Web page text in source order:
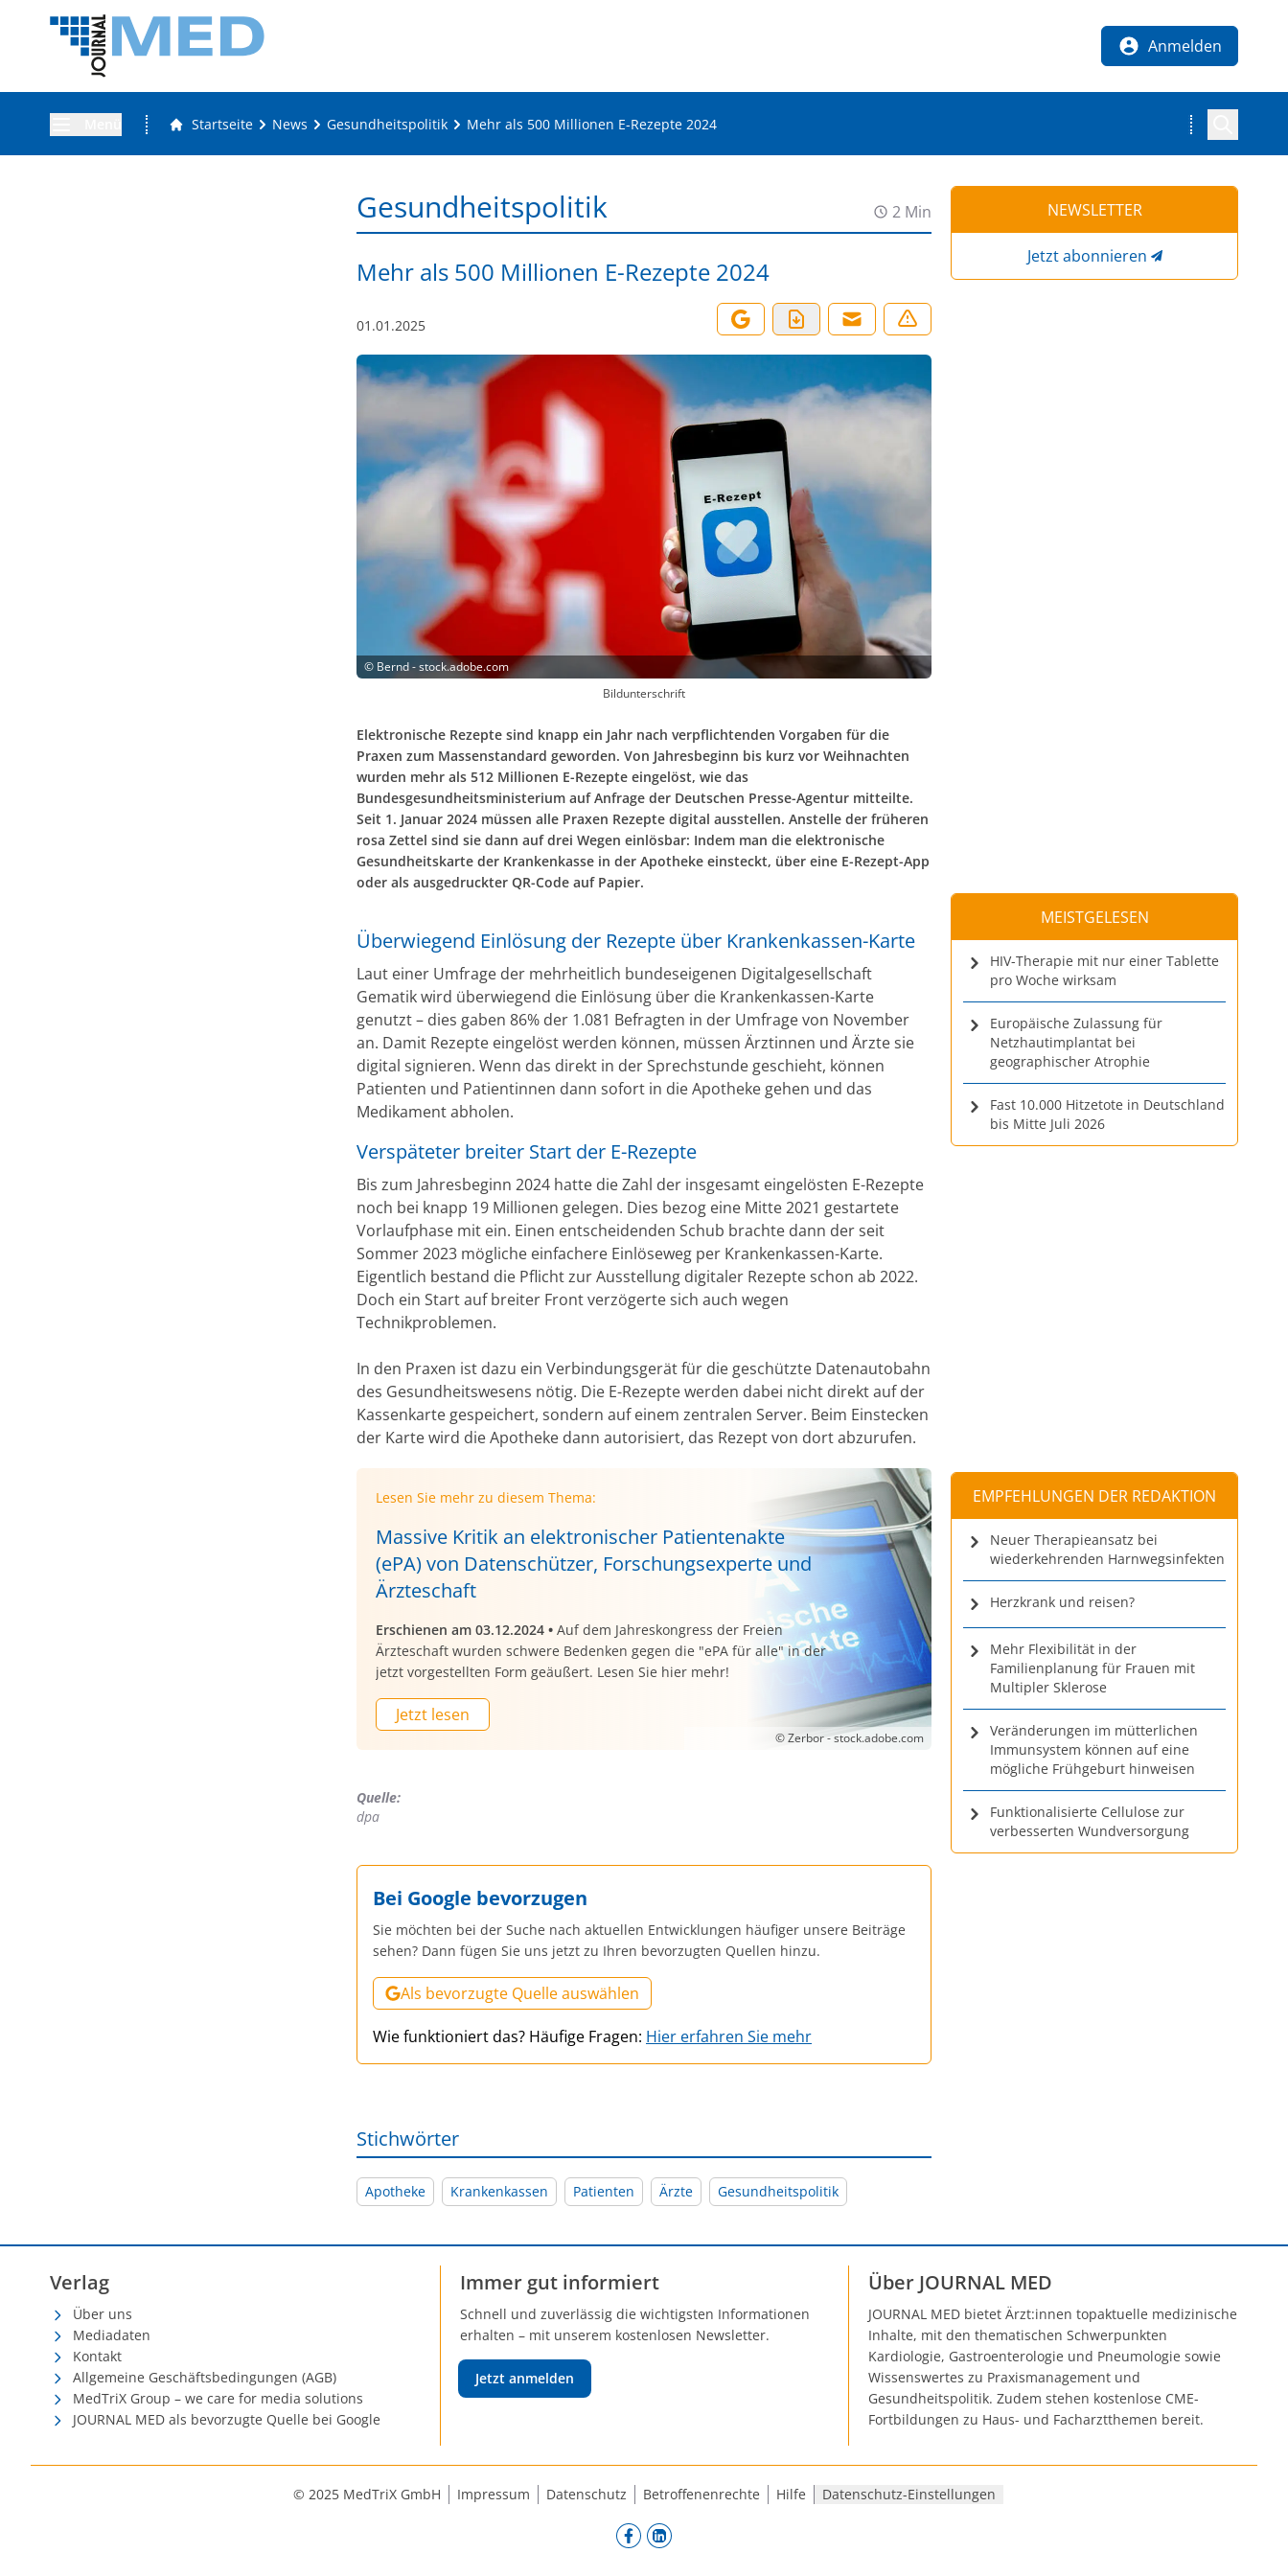
Anmelden
Startseite News Gesundheitspolitik Mehr als 500 Millionen E-Rezepte 2024
Gesundheitspolitik 2 Min
Mehr als 500 Millionen E-Rezepte 2024
01.01.2025
© Bernd - stock.adobe.com
Bildunterschrift
Elektronische Rezepte sind knapp ein Jahr nach verpflichtenden Vorgaben für die
Praxen zum Massenstandard geworden. Von Jahresbeginn bis kurz vor Weihnachten
wurden mehr als 512 Millionen E-Rezepte eingelöst, wie das
Bundesgesundheitsministerium auf Anfrage der Deutschen Presse-Agentur mitteilte.
Seit 1. Januar 2024 müssen alle Praxen Rezepte digital ausstellen. Anstelle der früheren
rosa Zettel sind sie dann auf drei Wegen einlösbar: Indem man die elektronische
Gesundheitskarte der Krankenkasse in der Apotheke einsteckt, über eine E-Rezept-App
oder als ausgedruckter QR-Code auf Papier.
Überwiegend Einlösung der Rezepte über Krankenkassen-Karte
Laut einer Umfrage der mehrheitlich bundeseigenen Digitalgesellschaft
Gematik wird überwiegend die Einlösung über die Krankenkassen-Karte
genutzt – dies gaben 86% der 1.081 Befragten in der Umfrage von November
an. Damit Rezepte eingelöst werden können, müssen Ärztinnen und Ärzte sie
digital signieren. Wenn das direkt in der Sprechstunde geschieht, können
Patienten und Patientinnen dann sofort in die Apotheke gehen und das
Medikament abholen.
Verspäteter breiter Start der E-Rezepte
Bis zum Jahresbeginn 2024 hatte die Zahl der insgesamt eingelösten E-Rezepte
noch bei knapp 19 Millionen gelegen. Dies bezog eine Mitte 2021 gestartete
Vorlaufphase mit ein. Einen entscheidenden Schub brachte dann der seit
Sommer 2023 mögliche einfachere Einlöseweg per Krankenkassen-Karte.
Eigentlich bestand die Pflicht zur Ausstellung digitaler Rezepte schon ab 2022.
Doch ein Start auf breiter Front verzögerte sich auch wegen
Technikproblemen.
In den Praxen ist dazu ein Verbindungsgerät für die geschützte Datenautobahn
des Gesundheitswesens nötig. Die E-Rezepte werden dabei nicht direkt auf der
Kassenkarte gespeichert, sondern auf einem zentralen Server. Beim Einstecken
der Karte wird die Apotheke dann autorisiert, das Rezept von dort abzurufen.
Lesen Sie mehr zu diesem Thema:
Massive Kritik an elektronischer Patientenakte
(ePA) von Datenschützer, Forschungsexperte und
Ärzteschaft
Erschienen am 03.12.2024 • Auf dem Jahreskongress der Freien
Ärzteschaft wurden schwere Bedenken gegen die "ePA für alle" in der
jetzt vorgestellten Form geäußert. Lesen Sie hier mehr!
Jetzt lesen
© Zerbor - stock.adobe.com
Quelle:
dpa
Bei Google bevorzugen
Sie möchten bei der Suche nach aktuellen Entwicklungen häufiger unsere Beiträge
sehen? Dann fügen Sie uns jetzt zu Ihren bevorzugten Quellen hinzu.
Als bevorzugte Quelle auswählen
Wie funktioniert das? Häufige Fragen: Hier erfahren Sie mehr
Stichwörter
Apotheke Krankenkassen Patienten Ärzte Gesundheitspolitik
NEWSLETTER
Jetzt abonnieren
MEISTGELESEN
HIV-Therapie mit nur einer Tablette
pro Woche wirksam
Europäische Zulassung für
Netzhautimplantat bei
geographischer Atrophie
Fast 10.000 Hitzetote in Deutschland
bis Mitte Juli 2026
EMPFEHLUNGEN DER REDAKTION
Neuer Therapieansatz bei
wiederkehrenden Harnwegsinfekten
Herzkrank und reisen?
Mehr Flexibilität in der
Familienplanung für Frauen mit
Multipler Sklerose
Veränderungen im mütterlichen
Immunsystem können auf eine
mögliche Frühgeburt hinweisen
Funktionalisierte Cellulose zur
verbesserten Wundversorgung
Verlag
Über uns
Mediadaten
Kontakt
Allgemeine Geschäftsbedingungen (AGB)
MedTriX Group – we care for media solutions
JOURNAL MED als bevorzugte Quelle bei Google
Immer gut informiert
Schnell und zuverlässig die wichtigsten Informationen
erhalten – mit unserem kostenlosen Newsletter.
Jetzt anmelden
Über JOURNAL MED
JOURNAL MED bietet Ärzt:innen topaktuelle medizinische
Inhalte, mit den thematischen Schwerpunkten
Kardiologie, Gastroenterologie und Pneumologie sowie
Wissenswertes zu Praxismanagement und
Gesundheitspolitik. Zudem stehen kostenlose CME-
Fortbildungen zu Haus- und Facharztthemen bereit.
© 2025 MedTriX GmbH Impressum Datenschutz Betroffenenrechte Hilfe Datenschutz-Einstellungen